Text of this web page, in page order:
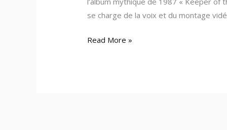
se charge de la voix et du montage
Read More »